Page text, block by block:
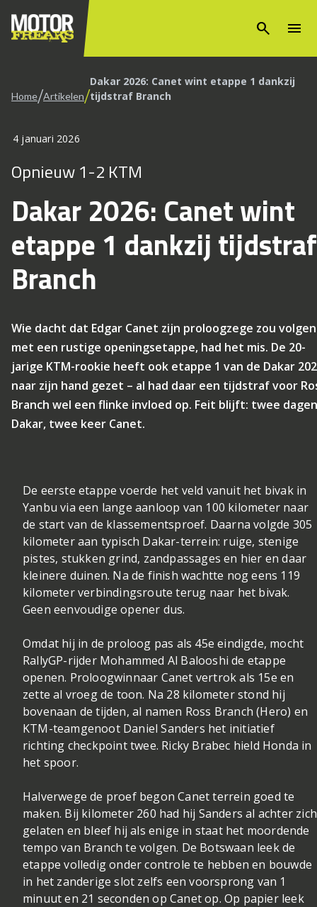
search menu
Home/Artikelen/Dakar 2026: Canet wint etappe 1 dankzij
tijdstraf Branch
4 januari 2026
Opnieuw 1-2 KTM
Dakar 2026: Canet wint
etappe 1 dankzij tijdstraf
Branch
Wie dacht dat Edgar Canet zijn proloogzege zou volgen
met een rustige openingsetappe, had het mis. De 20-
jarige KTM-rookie heeft ook etappe 1 van de Dakar
naar zijn hand gezet – al had daar een tijdstraf voor
Branch wel een flinke invloed op. Feit blijft: twee dagen
Dakar, twee keer Canet.
De eerste etappe voerde het veld vanuit het bivak in
Yanbu via een lange aanloop van 100 kilometer naar
de start van de klassementsproef. Daarna volgde 305
kilometer aan typisch Dakar-terrein: ruige, stenige
pistes, stukken grind, zandpassages en hier en daar
kleinere duinen. Na de finish wachtte nog eens 119
kilometer verbindingsroute terug naar het bivak.
Geen eenvoudige opener dus.
Omdat hij in de proloog pas als 45e eindigde, mocht
RallyGP-rijder Mohammed Al Balooshi de etappe
openen. Proloogwinnaar Canet vertrok als 15e en
zette al vroeg de toon. Na 28 kilometer stond hij
bovenaan de tijden, al namen Ross Branch (Hero) en
KTM-teamgenoot Daniel Sanders het initiatief
richting checkpoint twee. Ricky Brabec hield Honda in
het spoor.
Halverwege de proef begon Canet terrein goed te
maken. Bij kilometer 260 had hij Sanders al achter zich
gelaten en bleef hij als enige in staat het moordende
tempo van Branch te volgen. De Botswaan leek de
etappe volledig onder controle te hebben en bouwde
in het zanderige slot zelfs een voorsprong van 1
minuut en 21 seconden op Canet op. Op papier leek